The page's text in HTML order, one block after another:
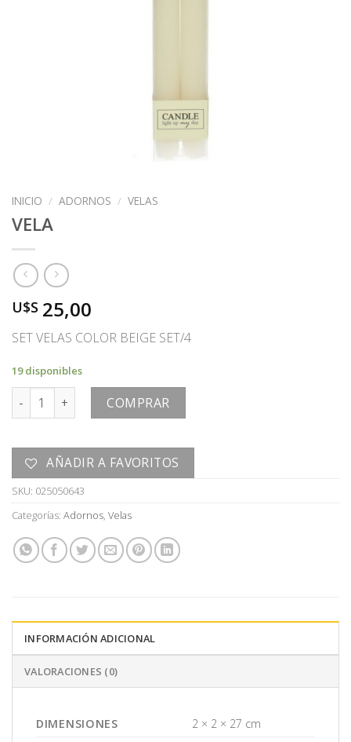
INICIO / ADORNOS / VELAS
VELA
U$S 25,00
SET VELAS COLOR BEIGE SET/4
19 disponibles
VELA cantidad COMPRAR
AÑADIR A FAVORITOS
SKU: 025050643
Categorías: Adornos, Velas
INFORMACIÓN ADICIONAL
VALORACIONES (0)
DIMENSIONES 2 × 2 × 27 cm